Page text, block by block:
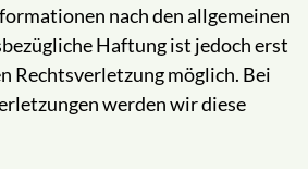
nach den allgemeinen
Haftung ist jedoch erst
Rechtsverletzung möglich. Bei
werden wir diese